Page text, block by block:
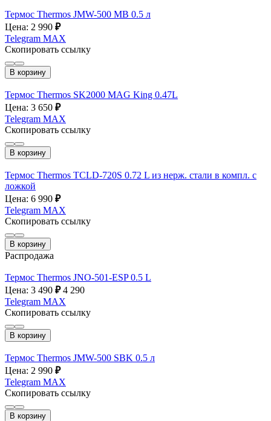
Термос Thermos JMW-500 MB 0.5 л
Цена: 2 990 ₽
Telegram MAX
Скопировать ссылку
В корзину
Термос Thermos SK2000 MAG King 0.47L
Цена: 3 650 ₽
Telegram MAX
Скопировать ссылку
В корзину
Термос Thermos TCLD-720S 0.72 L из нерж. стали в компл. с
ложкой
Цена: 6 990 ₽
Telegram MAX
Скопировать ссылку
В корзину
Распродажа
Термос Thermos JNO-501-ESP 0.5 L
Цена: 3 490 ₽ 4 290
Telegram MAX
Скопировать ссылку
В корзину
Термос Thermos JMW-500 SBK 0.5 л
Цена: 2 990 ₽
Telegram MAX
Скопировать ссылку
В корзину